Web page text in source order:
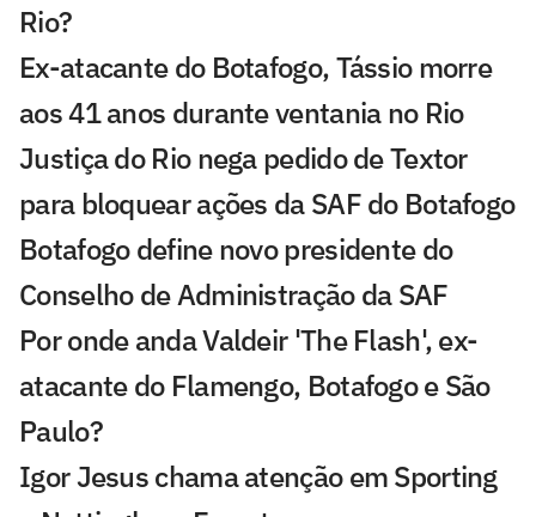
Rio?
Ex-atacante do Botafogo, Tássio morre
aos 41 anos durante ventania no Rio
Justiça do Rio nega pedido de Textor
para bloquear ações da SAF do Botafogo
Botafogo define novo presidente do
Conselho de Administração da SAF
Por onde anda Valdeir 'The Flash', ex-
atacante do Flamengo, Botafogo e São
Paulo?
Igor Jesus chama atenção em Sporting